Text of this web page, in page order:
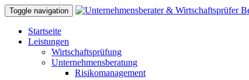
Toggle navigation
Skip
Startseite
Leistungen
Wirtschaftsprüfung
Unternehmensberatung
Risikomanagement